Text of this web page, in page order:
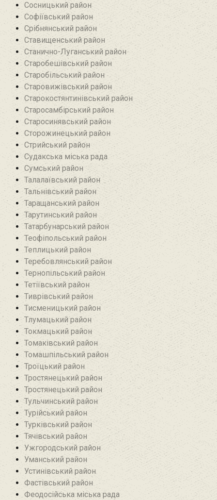
Сосницький район
Софіївський район
Срібнянський район‎
Ставищенський район
Станично-Луганський район‎
Старобешівський район‎
Старобільський район
Старовижівський район
Старокостянтинівський район
Старосамбірський район
Старосинявський район
Сторожинецький район
Стрийський район
Судакська міська рада
Сумський район
Талалаївський район
Тальнівський район
Таращанський район
Тарутинський район
Татарбунарський район
Теофіпольський район‎
Теплицький район
Теребовлянський район
Тернопільський район
Тетіївський район
Тиврівський район
Тисменицький район
Тлумацький район
Токмацький район
Томаківський район
Томашпільський район
Троїцький район‎
Тростянецький район
Тростянецький район
Тульчинський район
Турійський район
Турківський район
Тячівський район
Ужгородський район
Уманський район
Устинівський район
Фастівський район
Феодосійська міська рада